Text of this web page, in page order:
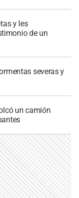
y les
de un
severas y
un camión